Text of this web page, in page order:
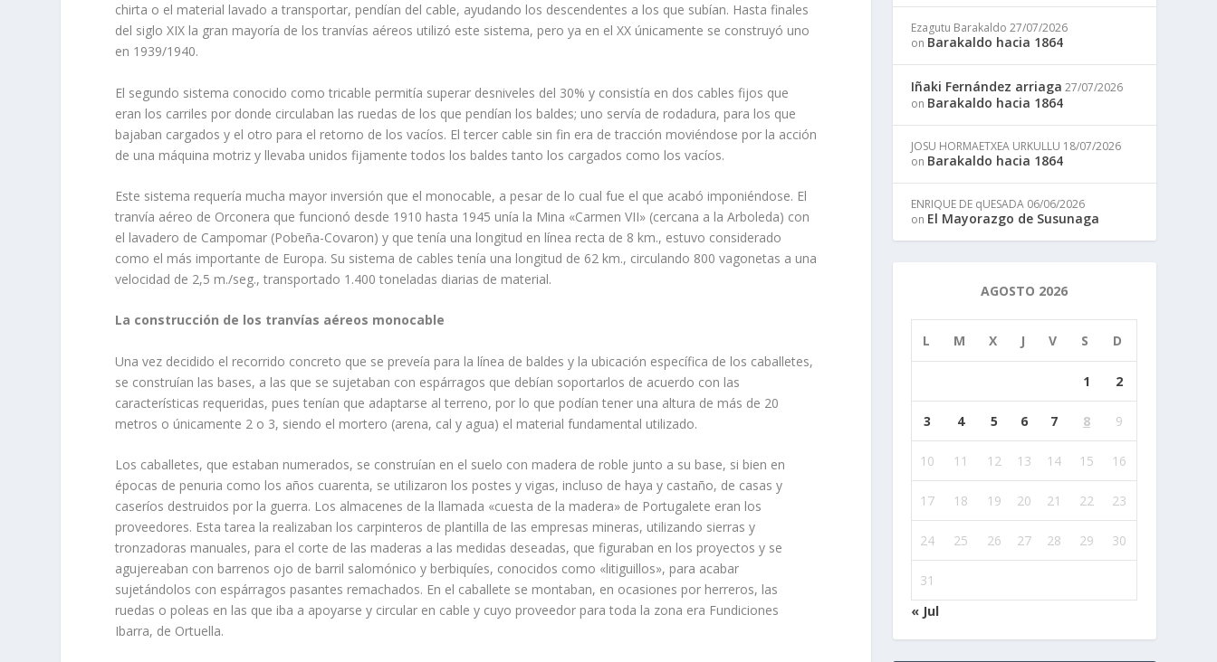
chirta o el material lavado a transportar, pendían del cable, ayudando los descendentes a los que subían. Hasta finales
del siglo XIX la gran mayoría de los tranvías aéreos utilizó este sistema, pero ya en el XX únicamente se construyó uno
en 1939/1940.
El segundo sistema conocido como tricable permitía superar desnive­les del 30% y consistía en dos cables fijos que
eran los carriles por donde circulaban las ruedas de los que pendían los baldes; uno servía de roda­dura, para los que
bajaban cargados y el otro para el retorno de los vacíos. El tercer cable sin fin era de tracción moviéndose por la acción
de una máquina motriz y llevaba unidos fijamente todos los baldes tanto los car­gados como los vacíos.
Este sistema requería mucha mayor inversión que el monocable, a pe­sar de lo cual fue el que acabó imponiéndose. El
tranvía aéreo de Orconera que funcionó desde 1910 hasta 1945 unía la Mina «Carmen VII» (cercana a la Arboleda) con
el lavadero de Campomar (Pobeña-Covaron) y que tenía una longitud en línea recta de 8 km., estuvo considerado
como el más importante de Europa. Su sistema de cables tenía una longitud de 62 km., circulando 800 vagonetas a una
velocidad de 2,5 m./seg., trans­portado 1.400 toneladas diarias de material.
La construcción de los tranvías aéreos monocable
Una vez decidido el recorrido concreto que se preveía para la línea de baldes y la ubicación específica de los caballetes,
se construían las bases, a las que se sujetaban con espárragos que debían soportarlos de acuerdo con las
características requeridas, pues tenían que adaptarse al terreno, por lo que podían tener una altura de más de 20
metros o únicamente 2 o 3, siendo el mortero (arena, cal y agua) el material fundamental utilizado.
Los caballetes, que estaban numerados, se construían en el suelo con madera de roble junto a su base, si bien en
épocas de penuria como los años cuarenta, se utilizaron los postes y vigas, incluso de haya y castaño, de casas y
caseríos destruidos por la guerra. Los almacenes de la llamada «cuesta de la madera» de Portugalete eran los
proveedores. Esta tarea la realizaban los carpinteros de plantilla de las empresas mineras, utilizando sierras y
tronzadoras manuales, para el corte de las maderas a las medidas deseadas, que figuraban en los proyectos y se
agujereaban con barrenos ojo de barril salomónico y berbiquíes, conocidos como «litiguillos», para acabar
sujetándolos con espárragos pasantes remachados. En el caballete se montaban, en ocasiones por herreros, las
ruedas o poleas en las que iba a apoyarse y circular en cable y cuyo proveedor para toda la zona era Fun­diciones
Ibarra, de Ortuella.
Ezagutu Barakaldo 27/07/2026
on Barakaldo hacia 1864
Iñaki Fernández arriaga 27/07/2026
on Barakaldo hacia 1864
JOSU HORMAETXEA URKULLU 18/07/2026
on Barakaldo hacia 1864
ENRIQUE DE qUESADA 06/06/2026
on El Mayorazgo de Susunaga
AGOSTO 2026
L M X J V S D
1 2
3 4 5 6 7 8 9
10 11 12 13 14 15 16
17 18 19 20 21 22 23
24 25 26 27 28 29 30
31
« Jul